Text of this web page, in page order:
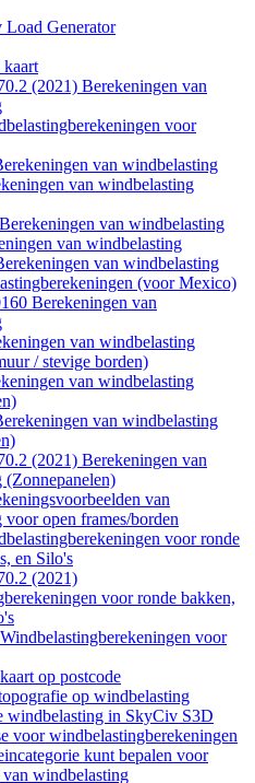
Generator
kaart
(2021) Berekeningen van
voor
van windbelasting
van windbelasting
van windbelasting
van windbelasting
van windbelasting
(voor Mexico)
Berekeningen van
van windbelasting
/ stevige borden)
van windbelasting
van windbelasting
(2021) Berekeningen van
(Zonnepanelen)
van
open frames/borden
voor ronde
en Silo's
(2021)
voor ronde bakken,
voor
op postcode
op windbelasting
windbelasting in SkyCiv S3D
voor windbelastingberekeningen
kunt bepalen voor
windbelasting